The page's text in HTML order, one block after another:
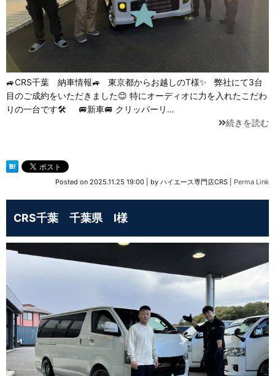
🚙CRS千葉 納車情報🚙 東京都からお越しのT様✨ 弊社にて3台
目のご成約をいただきました😊 特にオーディオに力を入れたこだわ
りの一台です🛠 🚐新車🚐 クリッパーリ…
続きを読む
Posted on 2025.11.25 19:00 by ハイエース専門店CRS Perma Link
CRS千葉 千葉県 I様